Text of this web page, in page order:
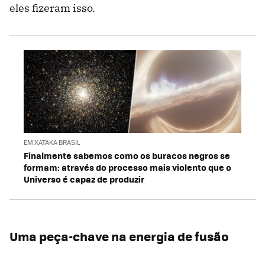
eles fizeram isso.
EM XATAKA BRASIL
Finalmente sabemos como os buracos negros se
formam: através do processo mais violento que o
Universo é capaz de produzir
Uma peça-chave na energia de fusão